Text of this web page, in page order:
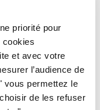
priorité pour
cookies
et avec votre
l’audience de
vous permettez le
de les refuser